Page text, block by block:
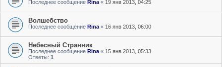
Последнее сообщение Rina « 19 янв 2013, 04:25
Волшебство
Последнее сообщение Rina « 16 янв 2013, 06:00
Небесный Странник
Последнее сообщение Rina « 15 янв 2013, 05:33
Ответы: 1